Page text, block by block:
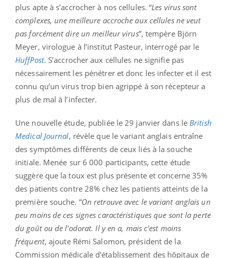
plus apte à s’accrocher à nos cellules. “Les virus sont
complexes, une meilleure accroche aux cellules ne veut
pas forcément dire un meilleur virus”, tempère Björn
Meyer, virologue à l’institut Pasteur, interrogé par le
HuffPost. S’accrocher aux cellules ne signifie pas
nécessairement les pénétrer et donc les infecter et il est
connu qu’un virus trop bien agrippé à son récepteur a
plus de mal à l’infecter.
Une nouvelle étude, publiée le 29 janvier dans le British
Medical Journal, révèle que le variant anglais entraîne
des symptômes différents de ceux liés à la souche
initiale. Menée sur 6 000 participants, cette étude
suggère que la toux est plus présente et concerne 35%
des patients contre 28% chez les patients atteints de la
première souche. “On retrouve avec le variant anglais un
peu moins de ces signes caractéristiques que sont la perte
du goût ou de l'odorat. Il y en a, mais c'est moins
fréquent, ajoute Rémi Salomon, président de la
Commission médicale d'établissement des hôpitaux de